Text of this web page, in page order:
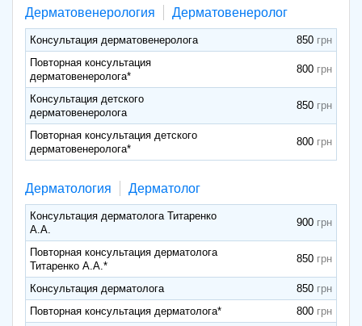
Дерматовенерология Дерматовенеролог
Консультация дерматовенеролога
850
Повторная консультация
дерматовенеролога*
800
Консультация детского
дерматовенеролога
850
Повторная консультация детского
дерматовенеролога*
800
Дерматология Дерматолог
Консультация дерматолога Титаренко
А.А.
900
Повторная консультация дерматолога
Титаренко А.А.*
850
Консультация дерматолога
850
Повторная консультация дерматолога*
800